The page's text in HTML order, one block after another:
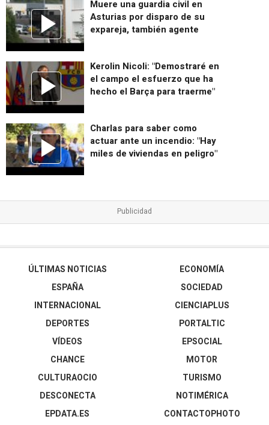
Muere una guardia civil en
Asturias por disparo de su
expareja, también agente
Kerolin Nicoli: "Demostraré en
el campo el esfuerzo que ha
hecho el Barça para traerme"
Charlas para saber como
actuar ante un incendio: "Hay
miles de viviendas en peligro"
ÚLTIMAS NOTICIAS
ESPAÑA
INTERNACIONAL
DEPORTES
VÍDEOS
ECONOMÍA
SOCIEDAD
CIENCIAPLUS
PORTALTIC
EPSOCIAL
CHANCE
CULTURAOCIO
DESCONECTA
EPDATA.ES
MOTOR
TURISMO
NOTIMÉRICA
CONTACTOPHOTO